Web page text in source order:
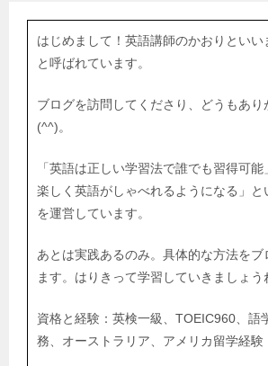
はじめまして！英語講師のかおりといい
と呼ばれています。
ブログを訪問してくださり、どうもあり
(^^)。
「英語は正しい学習法で誰でも習得可
楽しく英語がしゃべれるようになる」と
を運営しています。
あとは実践あるのみ。具体的な方法をブ
ます。はりきって学習していきましょう
資格と経験：英検一級、TOEIC960、語
務、オーストラリア、アメリカ留学経験